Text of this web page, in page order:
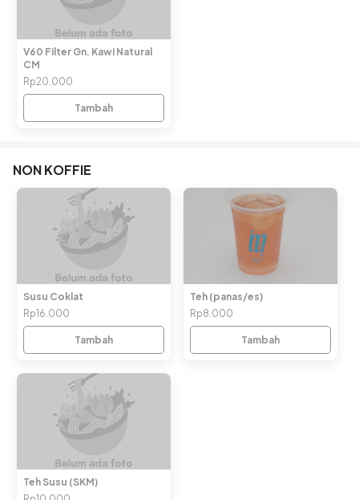
V60 Filter Gn. Kawi Natural
CM
Rp20.000
Tambah
NON KOFFIE
Susu Coklat
Rp16.000
Tambah
Teh (panas/es)
Rp8.000
Tambah
Teh Susu (SKM)